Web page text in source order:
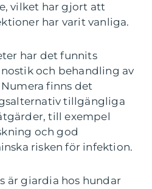
vilket har gjort att
har varit vanliga.
har det funnits
och behandling av
finns det
tillgängliga
till exempel
och god
risken för infektion.
är giardia hos hundar